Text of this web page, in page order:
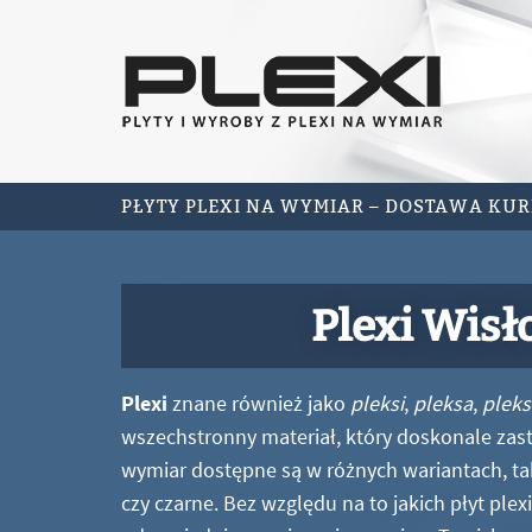
PŁYTY PLEXI NA WYMIAR – DOSTAWA
Plexi
Plexi znane również jako pleksi, pleksa,
wszechstronny materiał, który doskonale
wymiar dostępne są w różnych wariantach,
czy czarne. Bez względu na to jakich płyt